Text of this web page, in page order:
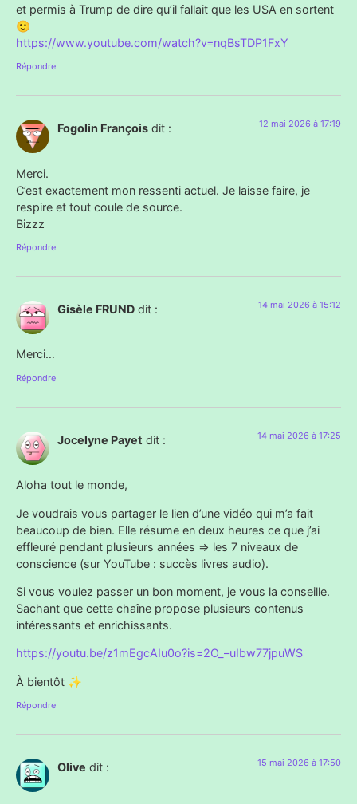
et permis à Trump de dire qu’il fallait que les USA en sortent
🙂
https://www.youtube.com/watch?v=nqBsTDP1FxY
Répondre
Fogolin François dit : 12 mai 2026 à 17:19
Merci.
C’est exactement mon ressenti actuel. Je laisse faire, je
respire et tout coule de source.
Bizzz
Répondre
Gisèle FRUND dit : 14 mai 2026 à 15:12
Merci…
Répondre
Jocelyne Payet dit : 14 mai 2026 à 17:25
Aloha tout le monde,
Je voudrais vous partager le lien d’une vidéo qui m’a fait
beaucoup de bien. Elle résume en deux heures ce que j’ai
effleuré pendant plusieurs années => les 7 niveaux de
conscience (sur YouTube : succès livres audio).
Si vous voulez passer un bon moment, je vous la conseille.
Sachant que cette chaîne propose plusieurs contenus
intéressants et enrichissants.
https://youtu.be/z1mEgcAIu0o?is=2O_–uIbw77jpuWS
À bientôt ✨
Répondre
Olive dit : 15 mai 2026 à 17:50